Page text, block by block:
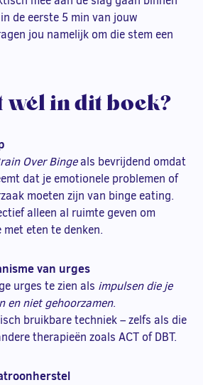
de eerste 5 min van jouw
jou namelijk om die stem een
wél in dit boek?
Over Bingeals bevrijdend omdat
dat je emotionele problemen of
moeten zijn van binge eating.
alleen al ruimte geven om
eten te denken.
van urges
urges te zien als impulsen die je
en niet gehoorzamen.
bruikbare techniek – zelfs als die
therapieën zoals ACT of DBT.